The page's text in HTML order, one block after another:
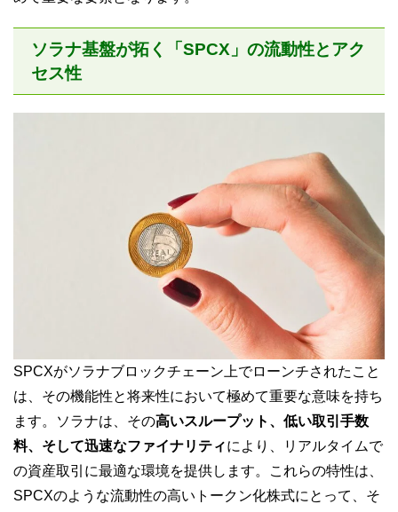
ソラナ基盤が拓く「SPCX」の流動性とアク
セス性
SPCXがソラナブロックチェーン上でローンチされたこと
は、その機能性と将来性において極めて重要な意味を持ち
ます。ソラナは、その高いスループット、低い取引手数
料、そして迅速なファイナリティにより、リアルタイムで
の資産取引に最適な環境を提供します。これらの特性は、
SPCXのような流動性の高いトークン化株式にとって、そ